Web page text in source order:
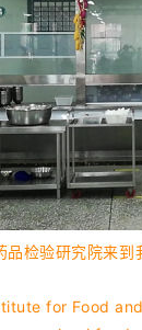
检验研究院来到
for Food